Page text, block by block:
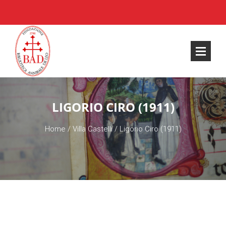
LIGORIO CIRO (1911)
Home / Villa Castelli/ Ligorio Ciro (1911)